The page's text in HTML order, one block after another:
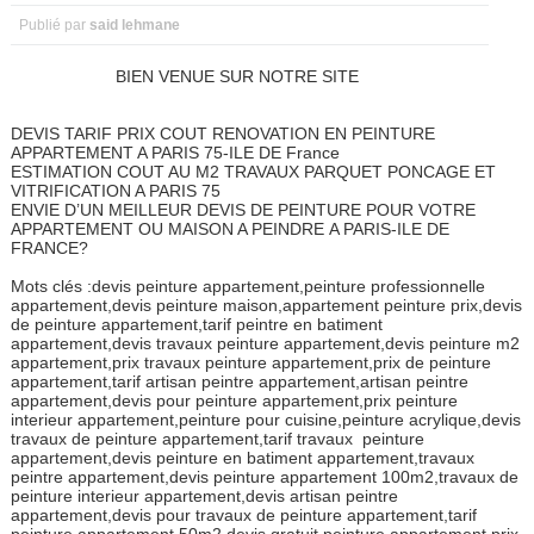
Publié par said lehmane
BIEN VENUE SUR NOTRE SITE
DEVIS TARIF PRIX COUT RENOVATION EN PEINTURE
APPARTEMENT A PARIS 75-ILE DE France
ESTIMATION COUT AU M2 TRAVAUX PARQUET PONCAGE ET
VITRIFICATION A PARIS 75
ENVIE D’UN MEILLEUR DEVIS DE PEINTURE POUR VOTRE
APPARTEMENT OU MAISON A PEINDRE A PARIS-ILE DE
FRANCE?
Mots clés :devis peinture appartement,peinture professionnelle
appartement,devis peinture maison,appartement peinture prix,devis
de peinture appartement,tarif peintre en batiment
appartement,devis travaux peinture appartement,devis peinture m2
appartement,prix travaux peinture appartement,prix de peinture
appartement,tarif artisan peintre appartement,artisan peintre
appartement,devis pour peinture appartement,prix peinture
interieur appartement,peinture pour cuisine,peinture acrylique,devis
travaux de peinture appartement,tarif travaux peinture
appartement,devis peinture en batiment appartement,travaux
peintre appartement,devis peinture appartement 100m2,travaux de
peinture interieur appartement,devis artisan peintre
appartement,devis pour travaux de peinture appartement,tarif